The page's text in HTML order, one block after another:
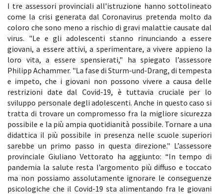
I tre assessori provinciali all’istruzione hanno sottolineato
come la crisi generata dal Coronavirus pretenda molto da
coloro che sono meno a rischio di gravi malattie causate dal
virus. "Le e gli adolescenti stanno rinunciando a essere
giovani, a essere attivi, a sperimentare, a vivere appieno la
loro vita, a essere spensierati," ha spiegato l’assessore
Philipp Achammer. "La fase di Sturm-und-Drang, di tempesta
e impeto, che i giovani non possono vivere a causa delle
restrizioni date dal Covid-19, è tuttavia cruciale per lo
sviluppo personale degli adolescenti. Anche in questo caso si
tratta di trovare un compromesso fra la migliore sicurezza
possibile e la più ampia quotidianità possibile. Tornare a una
didattica il più possibile in presenza nelle scuole superiori
sarebbe un primo passo in questa direzione." L’assessore
provinciale Giuliano Vettorato ha aggiunto: “In tempo di
pandemia la salute resta l’argomento più diffuso e toccato
ma non possiamo assolutamente ignorare le conseguenze
psicologiche che il Covid-19 sta alimentando fra le giovani